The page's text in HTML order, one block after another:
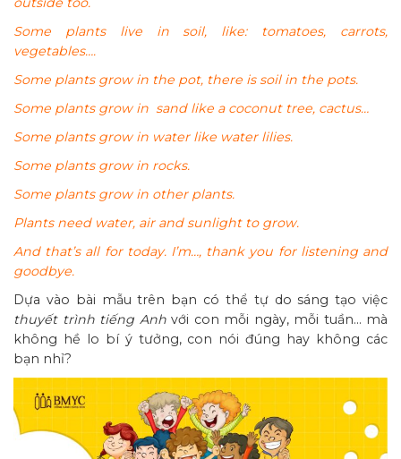
Some plants live in soil, like: tomatoes, carrots,
vegetables….
Some plants grow in the pot, there is soil in the pots.
Some plants grow in sand like a coconut tree, cactus…
Some plants grow in water like water lilies.
Some plants grow in rocks.
Some plants grow in other plants.
Plants need water, air and sunlight to grow.
And that’s all for today. I’m…, thank you for listening and
goodbye.
Dựa vào bài mẫu trên bạn có thể tự do sáng tạo việc
thuyết trình tiếng Anhvới con mỗi ngày, mỗi tuần… mà
không hề lo bí ý tưởng, con nói đúng hay không các
bạn nhỉ?